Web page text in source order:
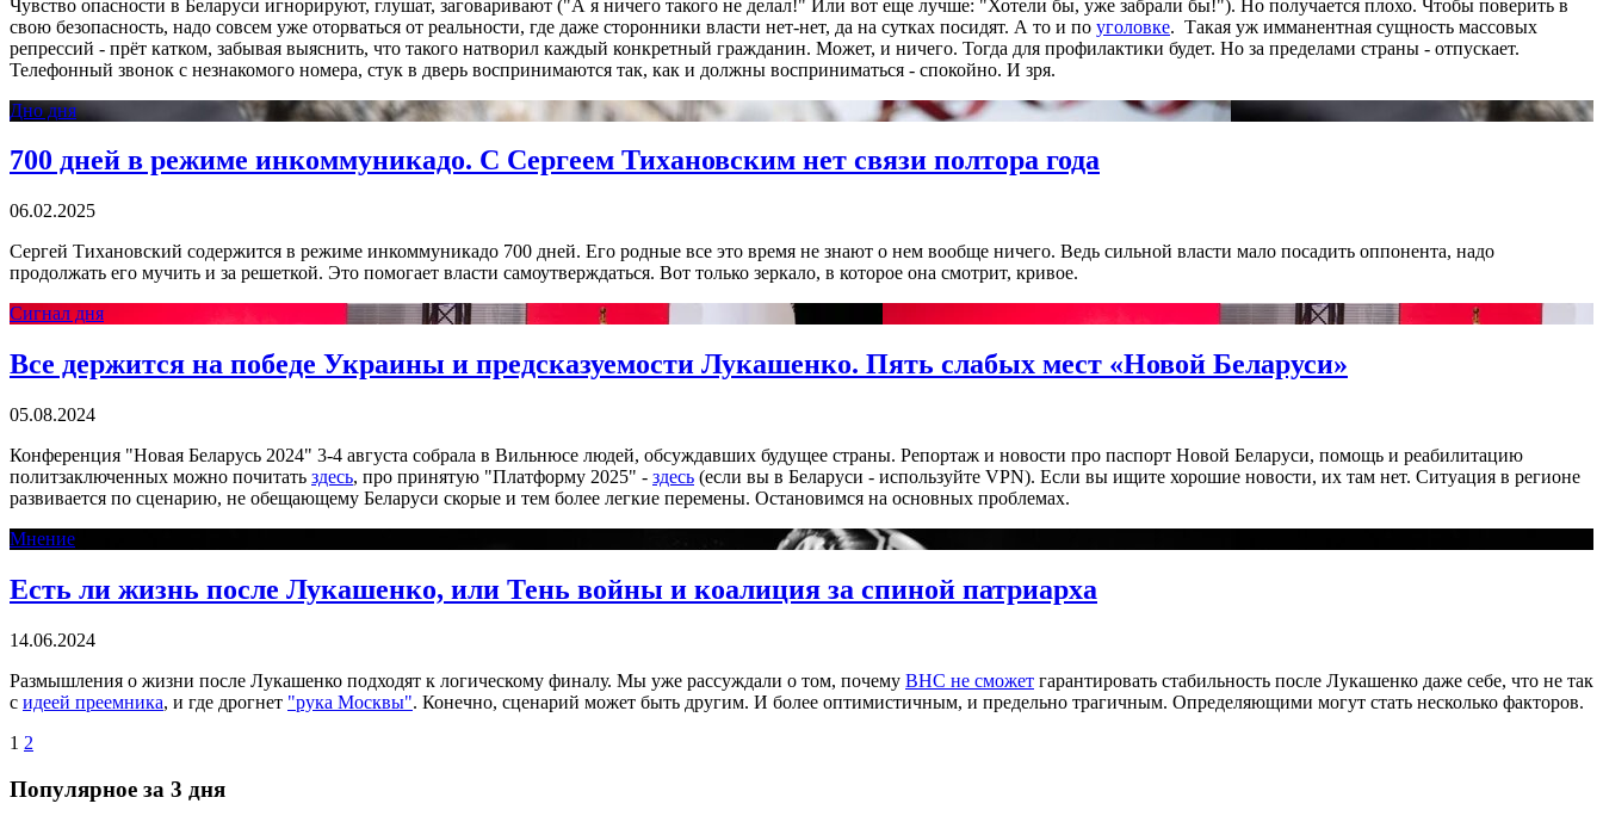
Чувство опасности в Беларуси игнорируют, глушат, заговаривают ("А я ничего такого не делал!" Или вот еще лучше: "Хотели бы, уже забрали бы!"). Но получается плохо. Чтобы поверить в
свою безопасность, надо совсем уже оторваться от реальности, где даже сторонники власти нет-нет, да на сутках посидят. А то и по уголовке. Такая уж имманентная сущность массовых
репрессий - прёт катком, забывая выяснить, что такого натворил каждый конкретный гражданин. Может, и ничего. Тогда для профилактики будет. Но за пределами страны - отпускает.
Телефонный звонок с незнакомого номера, стук в дверь воспринимаются так, как и должны восприниматься - спокойно. И зря.
Дно дня
700 дней в режиме инкоммуникадо. С Сергеем Тихановским нет связи полтора года
06.02.2025
Сергей Тихановский содержится в режиме инкоммуникадо 700 дней. Его родные все это время не знают о нем вообще ничего. Ведь сильной власти мало посадить оппонента, надо
продолжать его мучить и за решеткой. Это помогает власти самоутверждаться. Вот только зеркало, в которое она смотрит, кривое.
Сигнал дня
Все держится на победе Украины и предсказуемости Лукашенко. Пять слабых мест «Новой Беларуси»
05.08.2024
Конференция "Новая Беларусь 2024" 3-4 августа собрала в Вильнюсе людей, обсуждавших будущее страны. Репортаж и новости про паспорт Новой Беларуси, помощь и реабилитацию
политзаключенных можно почитать здесь, про принятую "Платформу 2025" - здесь (если вы в Беларуси - используйте VPN). Если вы ищите хорошие новости, их там нет. Ситуация в регионе
развивается по сценарию, не обещающему Беларуси скорые и тем более легкие перемены. Остановимся на основных проблемах.
Мнение
Есть ли жизнь после Лукашенко, или Тень войны и коалиция за спиной патриарха
14.06.2024
Размышления о жизни после Лукашенко подходят к логическому финалу. Мы уже рассуждали о том, почему ВНС не сможет гарантировать стабильность после Лукашенко даже себе, что не так
с идеей преемника, и где дрогнет "рука Москвы". Конечно, сценарий может быть другим. И более оптимистичным, и предельно трагичным. Определяющими могут стать несколько факторов.
1 2
Популярное за 3 дня